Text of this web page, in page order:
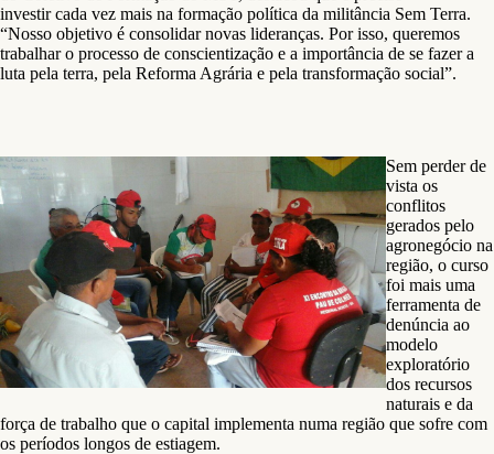
investir cada vez mais na formação política da militância Sem Terra.
“Nosso objetivo é consolidar novas lideranças. Por isso, queremos
trabalhar o processo de conscientização e a importância de se fazer a
luta pela terra, pela Reforma Agrária e pela transformação social”.
Sem perder de
vista os
conflitos
gerados pelo
agronegócio na
região, o curso
foi mais uma
ferramenta de
denúncia ao
modelo
exploratório
dos recursos
naturais e da
força de trabalho que o capital implementa numa região que sofre com
os períodos longos de estiagem.